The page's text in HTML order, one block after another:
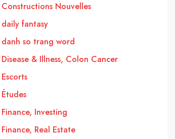
Constructions Nouvelles
daily fantasy
danh so trang word
Disease & Illness, Colon Cancer
Escorts
Études
Finance, Investing
Finance, Real Estate